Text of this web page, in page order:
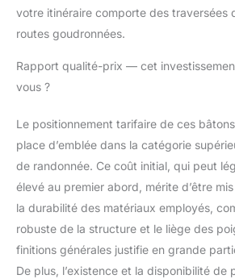
votre itinéraire comporte des traversées
routes goudronnées.
Rapport qualité-prix — cet
vous ?
Le positionnement tarifaire de ces
place d’emblée dans la catégorie
de randonnée. Ce coût initial, qui peut
élevé au premier abord, mérite d’être
la durabilité des matériaux employés,
robuste de la structure et le liège des
finitions générales justifie en grande
De plus, l’existence et la disponibilité de